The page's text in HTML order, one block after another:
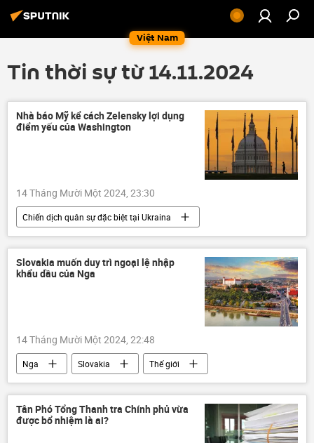
Việt Nam
Tin thời sự từ 14.11.2024
Nhà báo Mỹ kể cách Zelensky lợi dụng
điểm yếu của Washington
14 Tháng Mười Một 2024, 23:30
Chiến dịch quân sự đặc biệt tại Ukraina
Nga
Ukraina
Cuộc khủng hoảng ở Ukraina
xung đột quân sự
NATO
phương Tây
Quân sự
Châu Âu
Slovakia muốn duy trì ngoại lệ nhập
khẩu dầu của Nga
14 Tháng Mười Một 2024, 22:48
Nga Slovakia
Thế giới
Chính trị
thông tin
dầu mỏ
nhập khẩu
Liên Hợp Quốc
Hungary
Vladimir Putin
khí đốt
Tân Phó Tổng Thanh tra Chính phủ vừa
được bổ nhiệm là ai?